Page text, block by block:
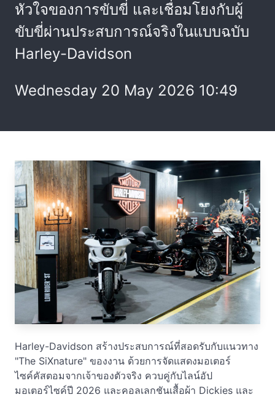
หัวใจของการขับขี่ และเชื่อมโยงกับผู้
ขับขี่ผ่านประสบการณ์จริงในแบบฉบับ
Harley-Davidson
Wednesday 20 May 2026 10:49
Harley-Davidson สร้างประสบการณ์ที่สอดรับกับแนวทาง
"The SiXnature" ของงาน ด้วยการจัดแสดงมอเตอร์
ไซค์คัสตอมจากเจ้าของตัวจริง ควบคู่กับไลน์อัป
มอเตอร์ไซค์ปี 2026 และคอลเลกชันเสื้อผ้า Dickies และ